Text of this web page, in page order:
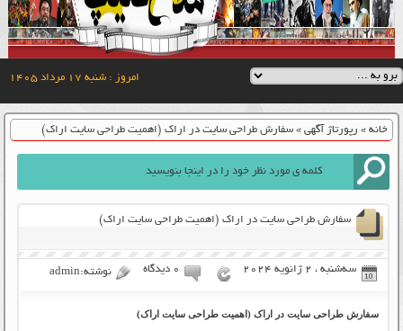
امروز : شنبه ۱۷ مرداد ۱۴۰۵
خانه» رپورتاژ آگهی» سفارش طراحی سایت در اراک (اهمیت طراحی سایت اراک)
سفارش طراحی سایت در اراک (اهمیت طراحی سایت اراک)
سه‌شنبه ، 2 ژانویه 2024 ۰ دیدگاه نوشته:admin
سفارش طراحی سایت در اراک (اهمیت طراحی سایت اراک)